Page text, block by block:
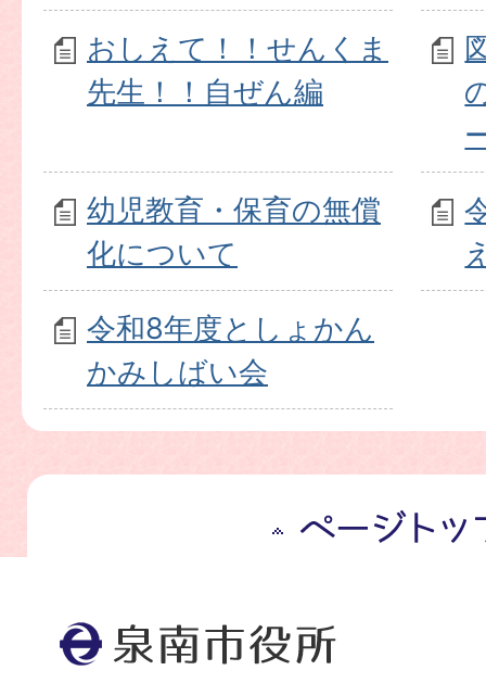
おしえて！！せんくま
先生！！自ぜん編
幼児教育・保育の無償
化について
令和8年度としょかん
かみしばい会
ペ